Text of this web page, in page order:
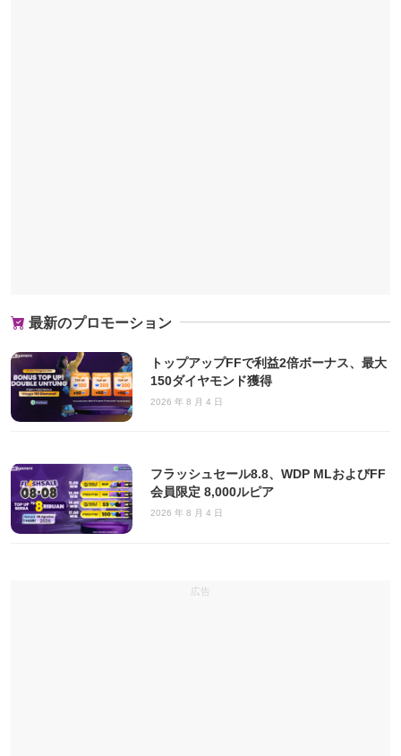
最新のプロモーション
トップアップFFで利益2倍ボーナス、最大
150ダイヤモンド獲得
2026 年 8 月 4 日
フラッシュセール8.8、WDP MLおよびFF
会員限定 8,000ルピア
2026 年 8 月 4 日
広告